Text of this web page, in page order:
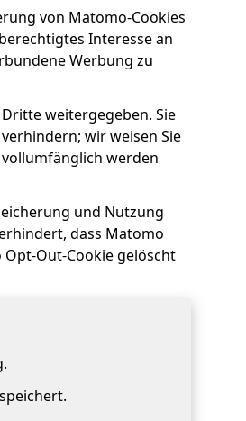
von Matomo-Cookies
Interesse an
Werbung zu
weitergegeben. Sie
wir weisen Sie
werden
und Nutzung
dass Matomo
Opt-Out-Cookie gelöscht